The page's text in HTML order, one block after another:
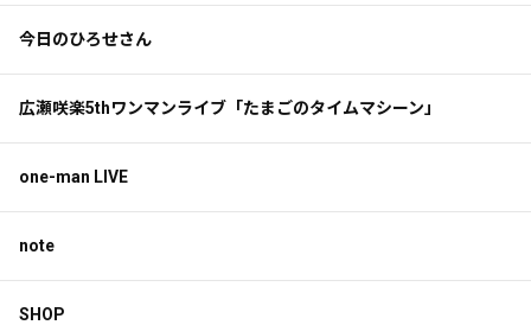
今日のひろせさん
広瀬咲楽5thワンマンライブ「たまごのタイムマシーン」
one-man LIVE
note
SHOP